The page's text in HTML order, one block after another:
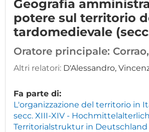
Geografia
potere sul territorio
tardomedievale
Oratore principale:
Altri relatori: D'Alessandro,
Fa parte di:
L'organizzazione del territorio in
secc. XIII-XIV -
Territorialstruktur in